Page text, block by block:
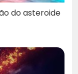
do asteroide